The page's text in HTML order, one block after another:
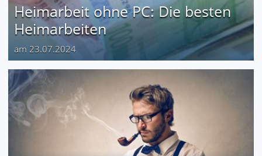
Heimarbeit ohne PC: Die besten
Heimarbeiten
am 23.07.2024